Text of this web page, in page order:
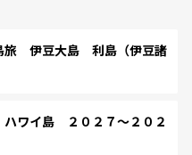
伊豆大島 利島（伊豆諸
ワイ島 ２０２７～２０２